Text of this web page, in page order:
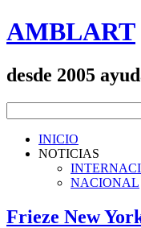
AMBLART
desde 2005
INICIO
NOTICIAS
NACIONAL
Frieze New